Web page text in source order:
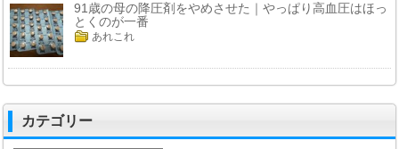
91歳の母の降圧剤をやめさせた｜やっぱり高血圧はほっ
とくのが一番
あれこれ
カテゴリー